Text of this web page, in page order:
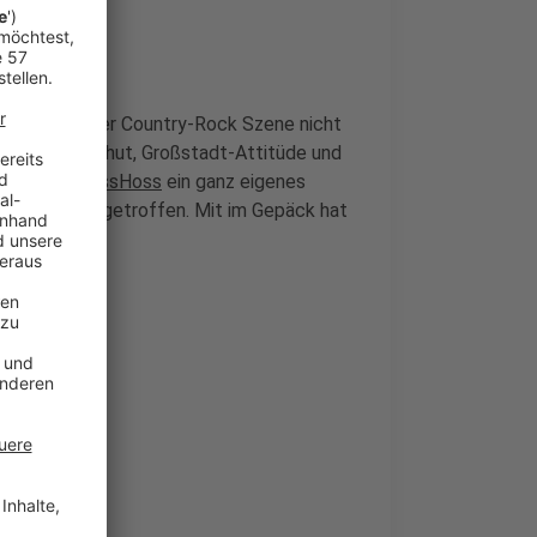
aus der Country-Rock Szene nicht
Cowboyhut, Großstadt-Attitüde und
The BossHoss ein ganz eigenes
Interview getroffen. Mit im Gepäck hat